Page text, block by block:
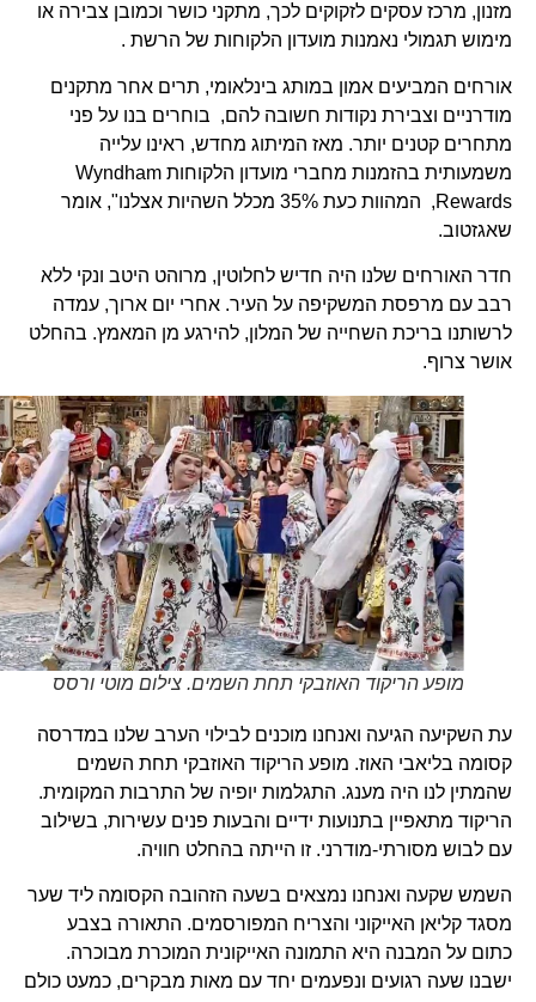
מזנון, מרכז עסקים לזקוקים לכך, מתקני כושר וכמובן צבירה או
מימוש תגמולי נאמנות מועדון הלקוחות של הרשת .
אורחים המביעים אמון במותג בינלאומי, תרים אחר מתקנים
מודרניים וצבירת נקודות חשובה להם, בוחרים בנו על פני
מתחרים קטנים יותר. מאז המיתוג מחדש, ראינו עלייה
משמעותית בהזמנות מחברימועדון הלקוחותWyndham
Rewards,
המהוות כעת 35% מכלל השהיות אצלנו", אומר
שאגזטוב.
חדר האורחים שלנו היה חדיש לחלוטין, מרוהט היטב ונקי ללא
רבב עם מרפסת המשקיפה על העיר. אחרי יום ארוך, עמדה
לרשותנו בריכת השחייה של המלון, להירגע מן המאמץ. בהחלט
אושר צרוף.
מופע הריקוד האוזבקי תחת השמים. צילום מוטי ורסס
עת השקיעה הגיעה ואנחנו מוכנים לבילוי הערב שלנו במדרסה
קסומה בליאבי האוז. מופע הריקוד האוזבקי תחת השמים
שהמתין לנו היה מענג. התגלמות יופיה של התרבות המקומית.
הריקוד מתאפיין בתנועות ידיים והבעות פנים עשירות, בשילוב
עם לבוש מסורתי-מודרני. זו הייתה בהחלט חוויה.
השמש שקעה ואנחנו נמצאים בשעה הזהובה הקסומה ליד שער
מסגד קליאן האייקוני והצריח המפורסמים. התאורה בצבע
כתום על המבנה היא התמונה האייקונית המוכרת מבוכרה.
ישבנו שעה רגועים ונפעמים יחד עם מאות מבקרים, כמעט כולם